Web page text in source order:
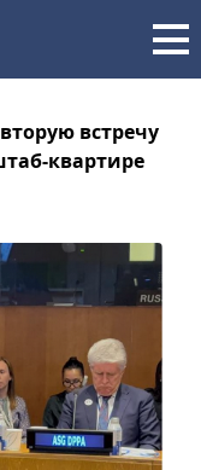
встречу
квартире